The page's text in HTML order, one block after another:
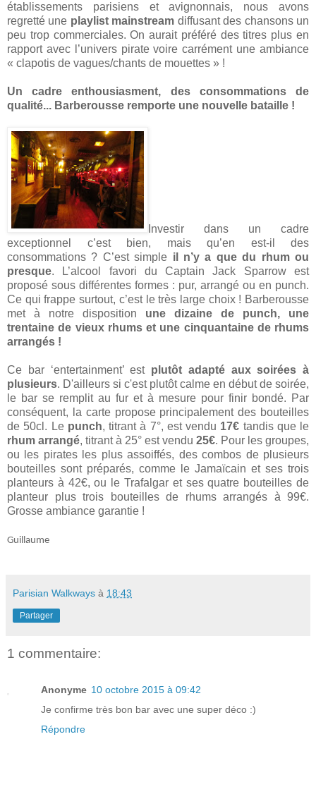
établissements parisiens et avignonnais, nous avons
regretté une playlist mainstream diffusant des chansons un
peu trop commerciales. On aurait préféré des titres plus en
rapport avec l’univers pirate voire carrément une ambiance
« clapotis de vagues/chants de mouettes » !
Un cadre enthousiasment, des consommations de
qualité... Barberousse remporte une nouvelle bataille !
Investir dans un cadre
exceptionnel c’est bien, mais qu’en est-il des
consommations ? C’est simple il n’y a que du rhum ou
presque. L’alcool favori du Captain Jack Sparrow est
proposé sous différentes formes : pur, arrangé ou en punch.
Ce qui frappe surtout, c’est le très large choix ! Barberousse
met à notre disposition une dizaine de punch, une
trentaine de vieux rhums et une cinquantaine de rhums
arrangés !
Ce bar ‘entertainment’ est plutôt adapté aux soirées à
plusieurs. D'ailleurs si c'est plutôt calme en début de soirée,
le bar se remplit au fur et à mesure pour finir bondé. Par
conséquent, la carte propose principalement des bouteilles
de 50cl. Le punch, titrant à 7°, est vendu 17€ tandis que le
rhum arrangé, titrant à 25° est vendu 25€. Pour les groupes,
ou les pirates les plus assoiffés, des combos de plusieurs
bouteilles sont préparés, comme le Jamaïcain et ses trois
planteurs à 42€, ou le Trafalgar et ses quatre bouteilles de
planteur plus trois bouteilles de rhums arrangés à 99€.
Grosse ambiance garantie !
Guillaume
Parisian Walkways à 18:43
Partager
1 commentaire:
Anonyme 10 octobre 2015 à 09:42
Je confirme très bon bar avec une super déco :)
Répondre